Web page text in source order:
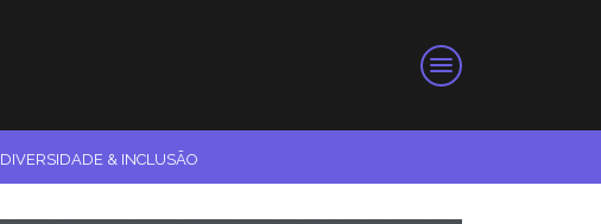
DIVERSIDADE & INCLUSÃO